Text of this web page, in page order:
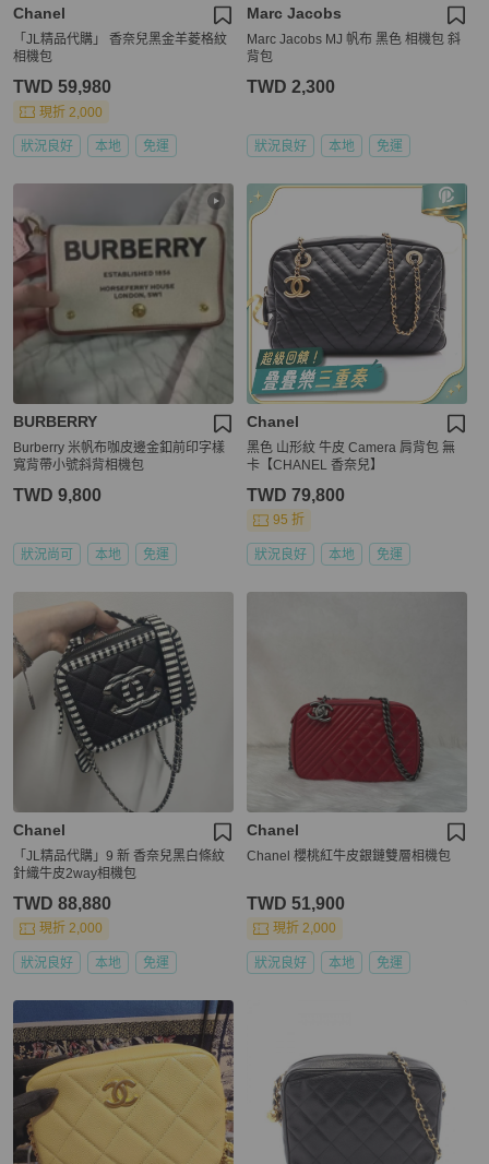
Chanel
「JL精品代購」 香奈兒黑金羊菱格紋
相機包
TWD 59,980
現折 2,000
狀況良好 本地 免運
Marc Jacobs
Marc Jacobs MJ 帆布 黑色 相機包 斜
背包
TWD 2,300
狀況良好 本地 免運
BURBERRY
Burberry 米帆布咖皮邊金釦前印字樣
寬背帶小號斜背相機包
TWD 9,800
狀況尚可 本地 免運
Chanel
黑色 山形紋 牛皮 Camera 肩背包 無
卡【CHANEL 香奈兒】
TWD 79,800
95 折
狀況良好 本地 免運
Chanel
「JL精品代購」9 新 香奈兒黑白條紋
針織牛皮2way相機包
TWD 88,880
現折 2,000
狀況良好 本地 免運
Chanel
Chanel 櫻桃紅牛皮銀鏈雙層相機包
TWD 51,900
現折 2,000
狀況良好 本地 免運